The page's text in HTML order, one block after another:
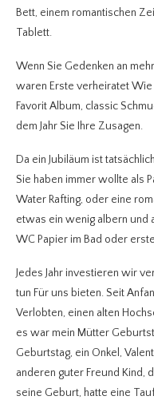
Bett, einem romantischen
Tablett.
Wenn Sie Gedenken an
waren Erste verheiratet Wie
Favorit Album, classic
dem Jahr Sie Ihre Zusagen.
Da ein Jubiläum ist
Sie haben immer wollte als
Water Rafting, oder eine
etwas ein wenig albern und
WC Papier im Bad oder
Jedes Jahr investieren wir
tun Für uns bieten. Seit
Verlobten, einen alten
es war mein Mütter
Geburtstag, ein Onkel,
anderen guter Freund Kind,
seine Geburt, hatte eine